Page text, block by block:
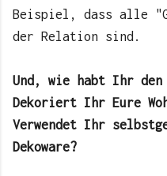
Beispiel, dass alle
der Relation sind.
Und, wie habt Ihr
Dekoriert Ihr Eure
Verwendet Ihr
Dekoware?